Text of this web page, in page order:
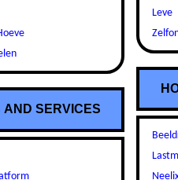
AND SERVICES
Leve